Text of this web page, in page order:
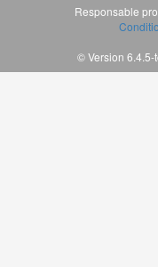
Responsable
© Version